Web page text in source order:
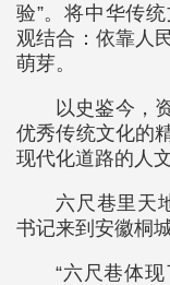
验”。将中华传
观结合：依靠人
萌芽。
以史鉴今，
优秀传统文化的
现代化道路的人
六尺巷里天
书记来到安徽桐
“六尺巷体